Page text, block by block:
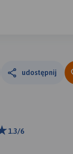
udostępnij
1.3/6